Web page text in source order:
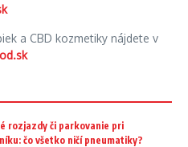
a CBD kozmetiky nájdete v
rozjazdy či parkovanie pri
čo všetko ničí pneumatiky?